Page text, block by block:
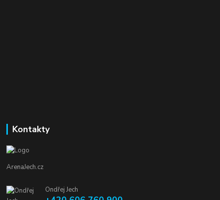
Kontakty
ArenaJech.cz
Ondřej Jech